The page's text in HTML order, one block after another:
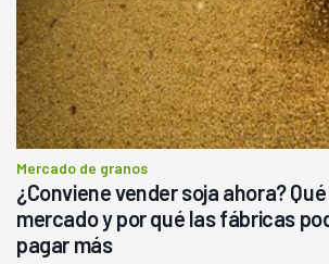
Mercado de granos
¿Conviene vender soja ahora?
mercado y por qué las fábricas
pagar más